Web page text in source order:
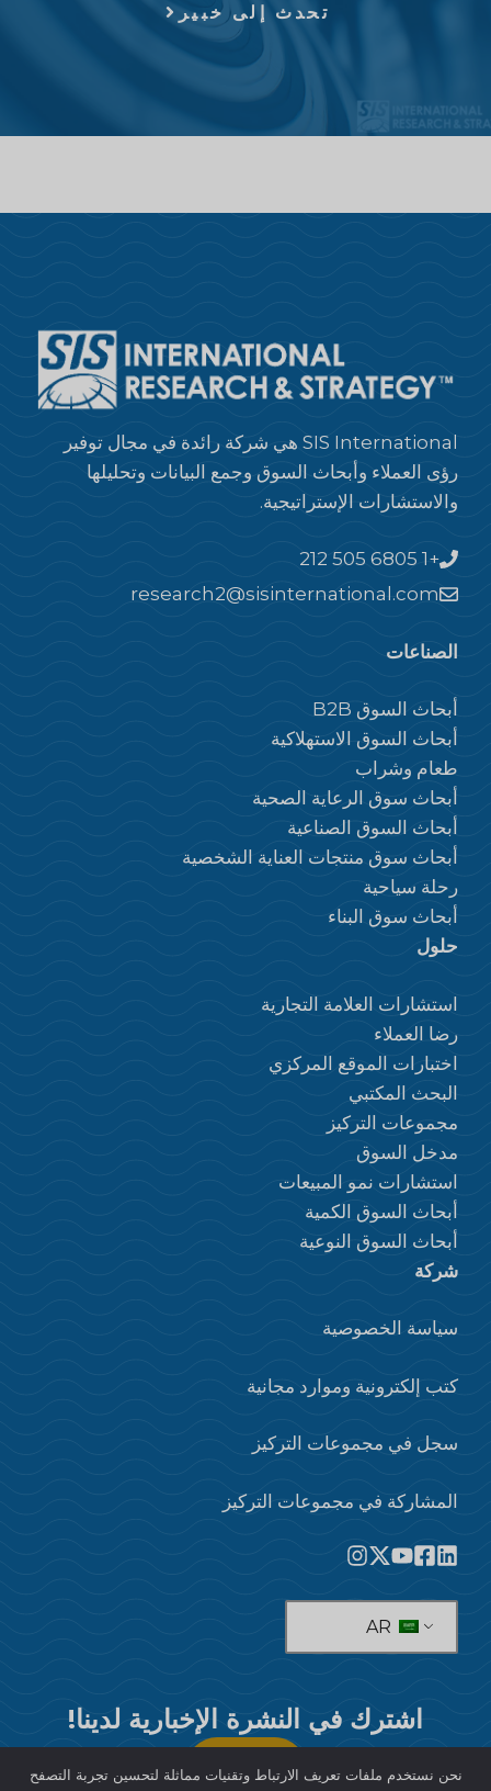
تحدث إلى خبير
SIS International هي شركة رائدة في مجال توفير
رؤى العملاء وأبحاث السوق وجمع البيانات وتحليلها
والاستشارات الإستراتيجية.
+1 212 505 6805
research2@sisinternational.com
الصناعات
أبحاث السوق B2B
أبحاث السوق الاستهلاكية
طعام وشراب
أبحاث سوق الرعاية الصحية
أبحاث السوق الصناعية
أبحاث سوق منتجات العناية الشخصية
رحلة سياحية
أبحاث سوق البناء
حلول
استشارات العلامة التجارية
رضا العملاء
اختبارات الموقع المركزي
البحث المكتبي
مجموعات التركيز
مدخل السوق
استشارات نمو المبيعات
أبحاث السوق الكمية
أبحاث السوق النوعية
شركة
سياسة الخصوصية
كتب إلكترونية وموارد مجانية
سجل في مجموعات التركيز
المشاركة في مجموعات التركيز
اشترك في النشرة الإخبارية لدينا!
يشترك
نحن نستخدم ملفات تعريف الارتباط وتقنيات مماثلة لتحسين تجربة التصفح